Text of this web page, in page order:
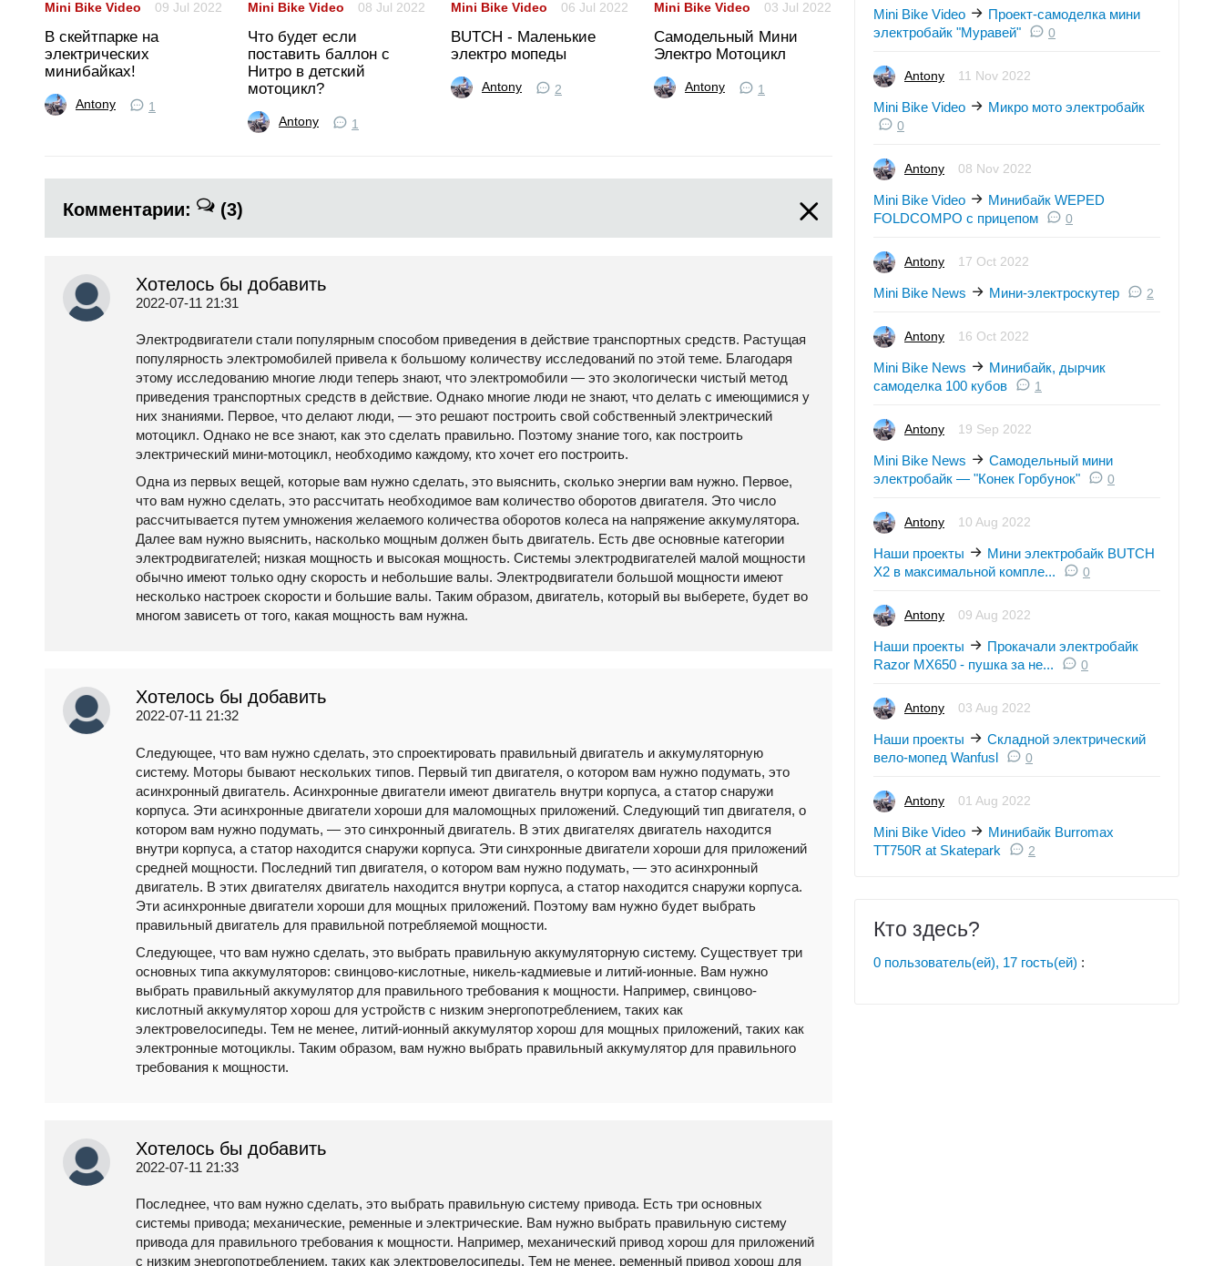
Mini Bike Video 09 Jul 2022
В скейтпарке на
электрических
минибайках!
Antony 1
Mini Bike Video 08 Jul 2022
Что будет если
поставить баллон с
Нитро в детский
мотоцикл?
Antony 1
Mini Bike Video 06 Jul 2022
BUTCH - Маленькие
электро мопеды
Antony 2
Mini Bike Video 03 Jul 2022
Самодельный Мини
Электро Мотоцикл
Antony 1
Mini Bike
Video
26 Jun 2022
Anarchy: заезд мини
электро байкеров
Antony
Video
Antony
Комментарии: (3)
Хотелось бы добавить
2022-07-11 21:31
Электродвигатели стали популярным способом приведения в действие транспортных средств. Растущая
популярность электромобилей привела к большому количеству исследований по этой теме. Благодаря
этому исследованию многие люди теперь знают, что электромобили — это экологически чистый метод
приведения транспортных средств в действие. Однако многие люди не знают, что делать с имеющимися у
них знаниями. Первое, что делают люди, — это решают построить свой собственный электрический
мотоцикл. Однако не все знают, как это сделать правильно. Поэтому знание того, как построить
электрический мини-мотоцикл, необходимо каждому, кто хочет его построить.
Одна из первых вещей, которые вам нужно сделать, это выяснить, сколько энергии вам нужно. Первое,
что вам нужно сделать, это рассчитать необходимое вам количество оборотов двигателя. Это число
рассчитывается путем умножения желаемого количества оборотов колеса на напряжение аккумулятора.
Далее вам нужно выяснить, насколько мощным должен быть двигатель. Есть две основные категории
электродвигателей; низкая мощность и высокая мощность. Системы электродвигателей малой мощности
обычно имеют только одну скорость и небольшие валы. Электродвигатели большой мощности имеют
несколько настроек скорости и большие валы. Таким образом, двигатель, который вы выберете, будет во
многом зависеть от того, какая мощность вам нужна.
Хотелось бы добавить
2022-07-11 21:32
Следующее, что вам нужно сделать, это спроектировать правильный двигатель и аккумуляторную
систему. Моторы бывают нескольких типов. Первый тип двигателя, о котором вам нужно подумать, это
асинхронный двигатель. Асинхронные двигатели имеют двигатель внутри корпуса, а статор снаружи
корпуса. Эти асинхронные двигатели хороши для маломощных приложений. Следующий тип двигателя, о
котором вам нужно подумать, — это синхронный двигатель. В этих двигателях двигатель находится
внутри корпуса, а статор находится снаружи корпуса. Эти синхронные двигатели хороши для приложений
средней мощности. Последний тип двигателя, о котором вам нужно подумать, — это асинхронный
двигатель. В этих двигателях двигатель находится внутри корпуса, а статор находится снаружи корпуса.
Эти асинхронные двигатели хороши для мощных приложений. Поэтому вам нужно будет выбрать
правильный двигатель для правильной потребляемой мощности.
Следующее, что вам нужно сделать, это выбрать правильную аккумуляторную систему. Существует три
основных типа аккумуляторов: свинцово-кислотные, никель-кадмиевые и литий-ионные. Вам нужно
выбрать правильный аккумулятор для правильного требования к мощности. Например, свинцово-
кислотный аккумулятор хорош для устройств с низким энергопотреблением, таких как
электровелосипеды. Тем не менее, литий-ионный аккумулятор хорош для мощных приложений, таких как
электронные мотоциклы. Таким образом, вам нужно выбрать правильный аккумулятор для правильного
требования к мощности.
Хотелось бы добавить
2022-07-11 21:33
Последнее, что вам нужно сделать, это выбрать правильную систему привода. Есть три основных
системы привода; механические, ременные и электрические. Вам нужно выбрать правильную систему
привода для правильного требования к мощности. Например, механический привод хорош для приложений
с низким энергопотреблением, таких как электровелосипеды. Тем не менее, ременный привод хорош для
Mini Bike Video
Проект-самоделка мини
электробайк "Муравей"
0
Antony 11 Nov 2022
Mini Bike Video Микро мото электробайк
0
Antony 08 Nov 2022
Mini Bike Video
Минибайк WEPED
FOLDCOMPO с прицепом
0
Antony 17 Oct 2022
Mini Bike News Мини-электроскутер 2
Antony 16 Oct 2022
Mini Bike News
Минибайк, дырчик
самоделка 100 кубов
1
Antony 19 Sep 2022
Mini Bike News
Самодельный мини
электробайк — "Конек Горбунок"
0
Antony 10 Aug 2022
Наши проекты
Мини электробайк BUTCH
X2 в максимальной компле...
0
Antony 09 Aug 2022
Наши проекты
Прокачали электробайк
Razor MX650 - пушка за не...
0
Antony 03 Aug 2022
Наши проекты
Складной электрический
вело-мопед Wanfusl
0
Antony 01 Aug 2022
Mini Bike Video
Минибайк Burromax
TT750R at Skatepark
2
Кто здесь?
0 пользователь(ей), 17 гость(ей) :